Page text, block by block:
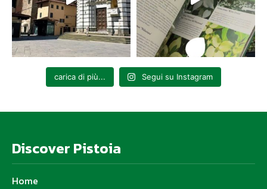
carica di più... Segui su Instagram
Discover Pistoia
Home